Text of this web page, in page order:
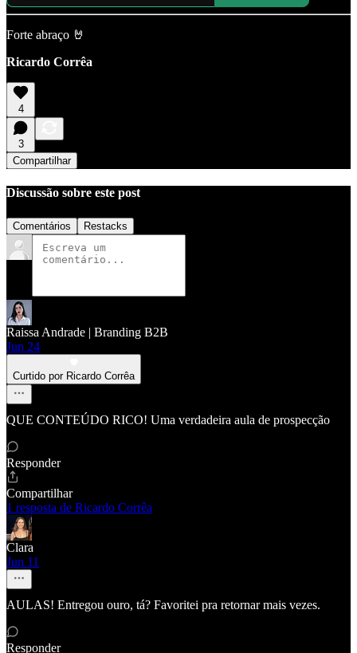
Forte abraço 🤘
Ricardo Corrêa
4
3
Compartilhar
Discussão sobre este post
Comentários Restacks
Raissa Andrade | Branding B2B
Jun 24
Curtido por Ricardo Corrêa
QUE CONTEÚDO RICO! Uma verdadeira aula de prospecção
Responder
Compartilhar
1 resposta de Ricardo Corrêa
Clara
Jun 11
AULAS! Entregou ouro, tá? Favoritei pra retornar mais vezes.
Responder